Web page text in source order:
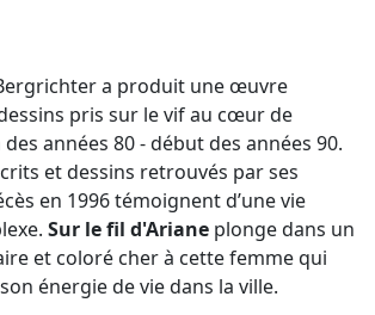
a produit une œuvre
pris sur le vif au cœur de
années 80 - début des années 90.
et dessins retrouvés par ses
en 1996 témoignent d’une vie
Sur le fil d'Ariane plonge dans un
et coloré cher à cette femme qui
énergie de vie dans la ville.